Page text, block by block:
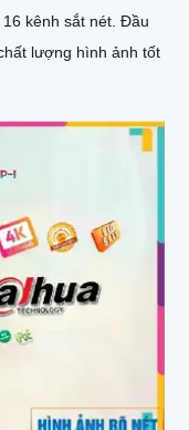
sắt nét. Đầu
lượng hình ảnh tốt